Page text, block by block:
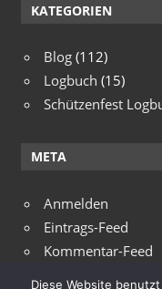
KATEGORIEN
Blog (112)
Logbuch (15)
Schützenfest
META
Anmelden
Eintrags-Feed
Kommentar-Feed
Diese Website